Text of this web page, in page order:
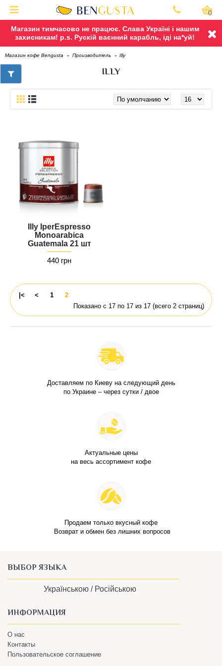
Магазин тимчасово не працює. Слава Україні і нашим
захисникам! p.s. Рускій ваєнний карабль, іді на*уй!
0
Магазин кофе Bengusta Производитель Illy
ILLY
Illy IperEspresso
Monoarabica
Guatemala 21 шт
440 грн
|< < 1
2
Показано с 17 по 17 из 17 (всего 2 страниц)
Доставляем по Киеву на следующий день
по Украине – через сутки / двое
Актуальные цены
на весь ассортимент кофе
Продаем только вкусный кофе
Возврат и обмен без лишних вопросов
ВЫБОР ЯЗЫКА
Українською / Російською
ИНФОРМАЦИЯ
О нас
Контакты
Пользовательское соглашение